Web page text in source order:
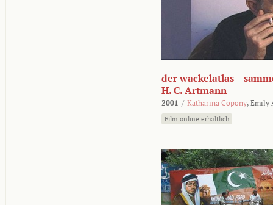
der wackelatlas –
H. C. Artmann
2001 / Katharina Copony, Emily
Film online erhältlich